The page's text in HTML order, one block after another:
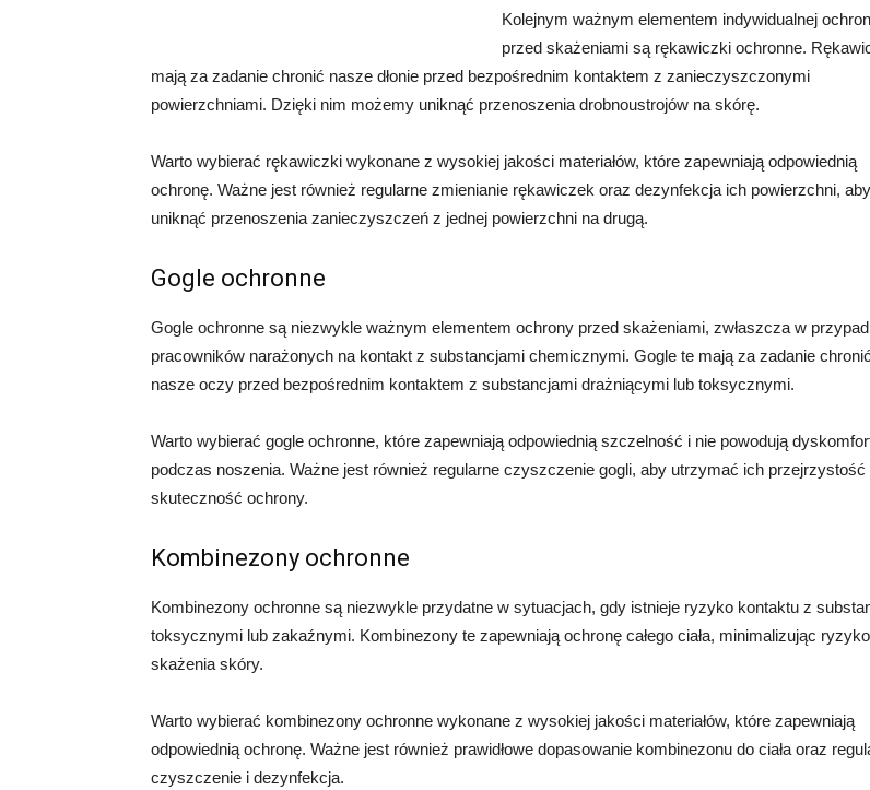
Kolejnym ważnym elementem indywidualnej
przed skażeniami są rękawiczki ochronne.
mają za zadanie chronić nasze dłonie przed bezpośrednim kontaktem z zanieczyszczonymi
powierzchniami. Dzięki nim możemy uniknąć przenoszenia drobnoustrojów na skórę.
Warto wybierać rękawiczki wykonane z wysokiej jakości materiałów, które zapewniają odpowiednią
ochronę. Ważne jest również regularne zmienianie rękawiczek oraz dezynfekcja ich powierzchni, aby
uniknąć przenoszenia zanieczyszczeń z jednej powierzchni na drugą.
Gogle ochronne
Gogle ochronne są niezwykle ważnym elementem ochrony przed skażeniami, zwłaszcza w
pracowników narażonych na kontakt z substancjami chemicznymi. Gogle te mają za zadanie chronić
nasze oczy przed bezpośrednim kontaktem z substancjami drażniącymi lub toksycznymi.
Warto wybierać gogle ochronne, które zapewniają odpowiednią szczelność i nie powodują
podczas noszenia. Ważne jest również regularne czyszczenie gogli, aby utrzymać ich przejrzystość
skuteczność ochrony.
Kombinezony ochronne
Kombinezony ochronne są niezwykle przydatne w sytuacjach, gdy istnieje ryzyko kontaktu z
toksycznymi lub zakaźnymi. Kombinezony te zapewniają ochronę całego ciała, minimalizując ryzyko
skażenia skóry.
Warto wybierać kombinezony ochronne wykonane z wysokiej jakości materiałów, które zapewniają
odpowiednią ochronę. Ważne jest również prawidłowe dopasowanie kombinezonu do ciała oraz
czyszczenie i dezynfekcja.